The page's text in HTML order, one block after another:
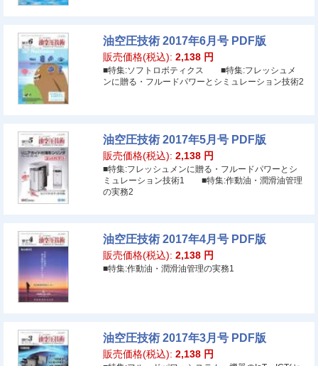
油空圧技術 2017年6月号 PDF版
販売価格(税込): 2,138 円
■特集:ソフトロボティクス ■特集:フレッシュメ
ンに贈る・フルードパワーとシミュレーション技術2
油空圧技術 2017年5月号 PDF版
販売価格(税込): 2,138 円
■特集:フレッシュメンに贈る・フルードパワーとシ
ミュレーション技術1 ■特集:作動油・潤滑油管理
の実務2
油空圧技術 2017年4月号 PDF版
販売価格(税込): 2,138 円
■特集:作動油・潤滑油管理の実務1
油空圧技術 2017年3月号 PDF版
販売価格(税込): 2,138 円